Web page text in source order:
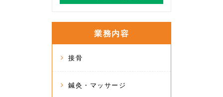
業務内容
接骨
鍼灸・マッサージ